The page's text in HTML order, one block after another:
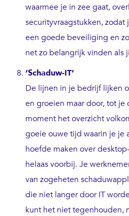
waarmee je in zee gaat,
securityvraagstukken, zodat
een goede beveiliging en
net zo belangrijk vinden als
‘Schaduw-IT’
De lijnen in je bedrijf lijken
en groeien maar door, tot je
moment het overzicht
goeie ouwe tijd waarin je je
hoefde maken over
helaas voorbij. Je
van zogeheten
die niet langer door IT
kunt het niet tegenhouden,